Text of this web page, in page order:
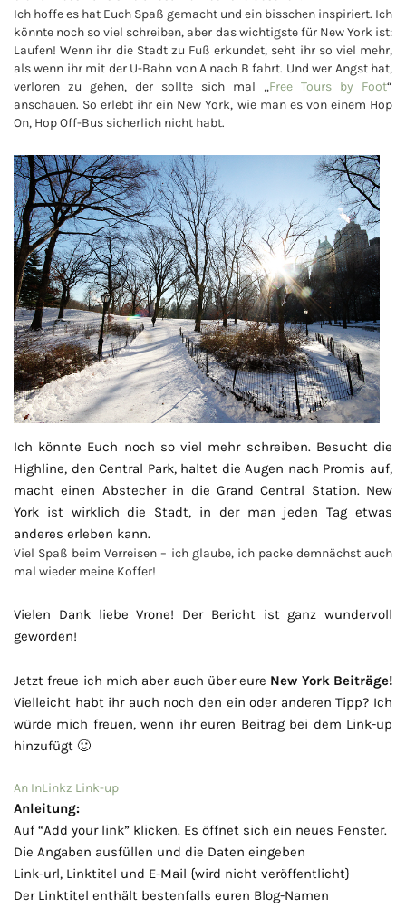
Ich hoffe es hat Euch Spaß gemacht und ein bisschen inspiriert. Ich
könnte noch so viel schreiben, aber das wichtigste für New York ist:
Laufen! Wenn ihr die Stadt zu Fuß erkundet, seht ihr so viel mehr,
als wenn ihr mit der U-Bahn von A nach B fahrt. Und wer Angst hat,
verloren zu gehen, der sollte sich mal „Free Tours by Foot“
anschauen. So erlebt ihr ein New York, wie man es von einem Hop
On, Hop Off-Bus sicherlich nicht habt.
Ich könnte Euch noch so viel mehr schreiben. Besucht die
Highline, den Central Park, haltet die Augen nach Promis auf,
macht einen Abstecher in die Grand Central Station. New
York ist wirklich die Stadt, in der man jeden Tag etwas
anderes erleben kann.
Viel Spaß beim Verreisen – ich glaube, ich packe demnächst auch
mal wieder meine Koffer!
Vielen Dank liebe Vrone! Der Bericht ist ganz wundervoll
geworden!
Jetzt freue ich mich aber auch über eure New York Beiträge!
Vielleicht habt ihr auch noch den ein oder anderen Tipp? Ich
würde mich freuen, wenn ihr euren Beitrag bei dem Link-up
hinzufügt 🙂
An InLinkz Link-up
Anleitung:
Auf “Add your link” klicken. Es öffnet sich ein neues Fenster.
Die Angaben ausfüllen und die Daten eingeben
Link-url, Linktitel und E-Mail {wird nicht veröffentlicht}
Der Linktitel enthält bestenfalls euren Blog-Namen